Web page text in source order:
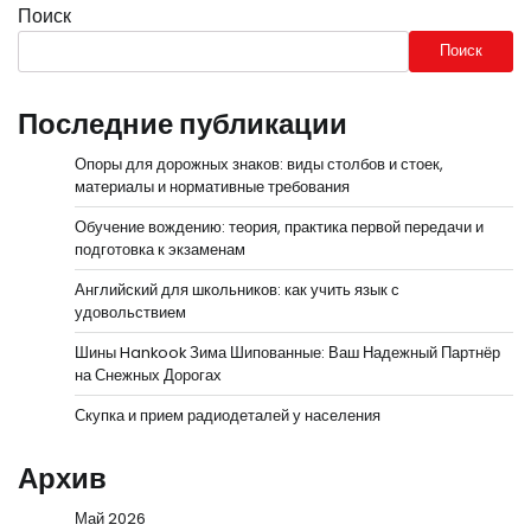
Поиск
Поиск
Последние публикации
Опоры для дорожных знаков: виды столбов и стоек,
материалы и нормативные требования
Обучение вождению: теория, практика первой передачи и
подготовка к экзаменам
Английский для школьников: как учить язык с
удовольствием
Шины Hankook Зима Шипованные: Ваш Надежный Партнёр
на Снежных Дорогах
Скупка и прием радиодеталей у населения
Архив
Май 2026